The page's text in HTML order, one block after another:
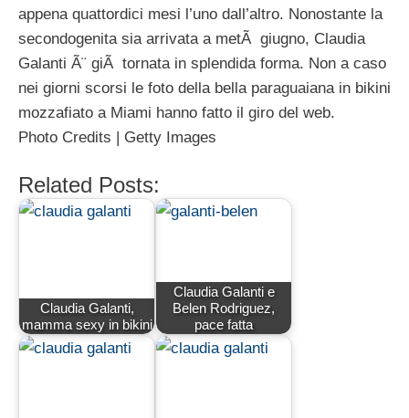
appena quattordici mesi l’uno dall’altro. Nonostante la
secondogenita sia arrivata a metÃ giugno, Claudia
Galanti Ã¨ giÃ tornata in splendida forma. Non a caso
nei giorni scorsi le foto della bella paraguaiana in bikini
mozzafiato a Miami hanno fatto il giro del web.
Photo Credits | Getty Images
Related Posts:
Claudia Galanti,
mamma sexy in bikini
Claudia Galanti e
Belen Rodriguez,
pace fatta